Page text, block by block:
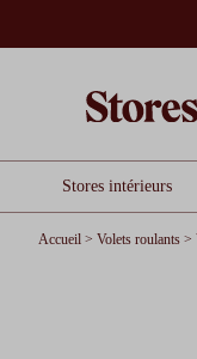
Stores intérieurs
Accueil > Volets roulants >